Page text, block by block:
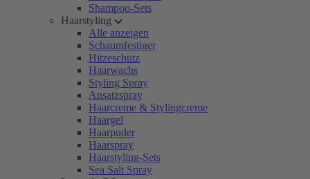
Shampoo-Sets
Haarstyling
Alle anzeigen
Schaumfestiger
Hitzeschutz
Haarwachs
Styling Spray
Ansatzspray
Haarcreme & Stylingcreme
Haargel
Haarpuder
Haarspray
Haarstyling-Sets
Sea Salt Spray